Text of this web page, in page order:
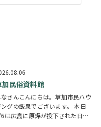
加民俗資料館
なさんこんにちは。草加市民ハウ
ングの飯泉でございます。 本日
は広島に原爆が投下された日に